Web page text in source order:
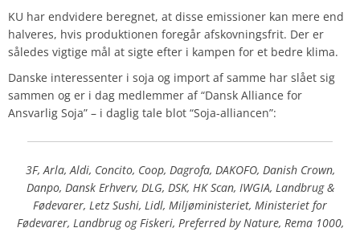
KU har endvidere beregnet, at disse emissioner kan mere end
halveres, hvis produktionen foregår afskovningsfrit. Der er
således vigtige mål at sigte efter i kampen for et bedre klima.
Danske interessenter i soja og import af samme har slået sig
sammen og er i dag medlemmer af “Dansk Alliance for
Ansvarlig Soja” – i daglig tale blot “Soja-alliancen”:
3F, Arla, Aldi, Concito, Coop, Dagrofa, DAKOFO, Danish Crown,
Danpo, Dansk Erhverv, DLG, DSK, HK Scan, IWGIA, Landbrug &
Fødevarer, Letz Sushi, Lidl, Miljøministeriet, Ministeriet for
Fødevarer, Landbrug og Fiskeri, Preferred by Nature, Rema 1000,